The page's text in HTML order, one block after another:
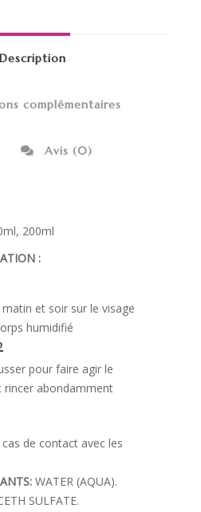
Description
complémentaires
Avis (0)
200ml
:
et soir sur le visage
humidifié
pour faire agir le
rincer abondamment
cas de contact avec les
WATER (AQUA).
SULFATE.